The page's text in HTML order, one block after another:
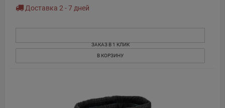
Доставка 2 - 7 дней
ЗАКАЗ В 1 КЛИК
В КОРЗИНУ